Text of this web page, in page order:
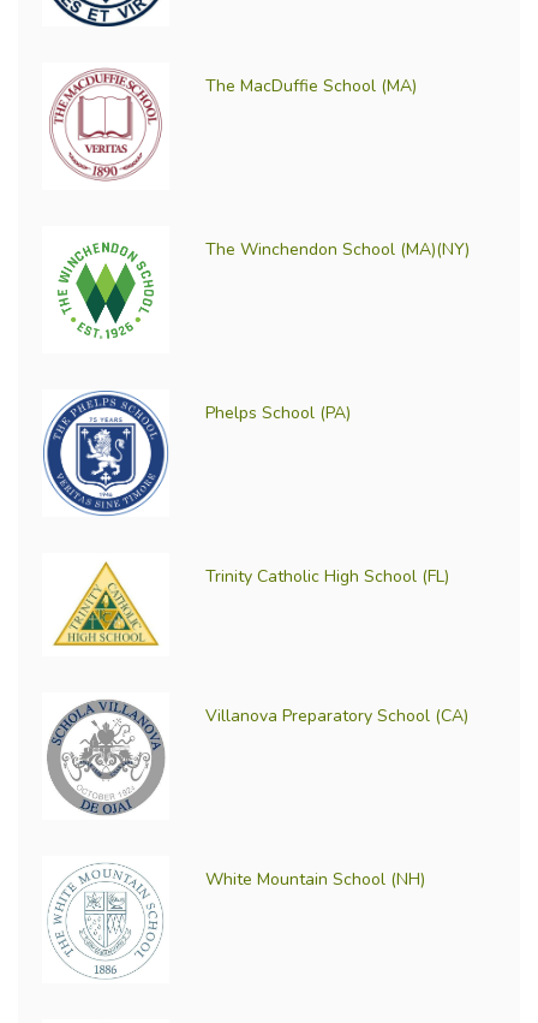
The MacDuffie School (MA)
The Winchendon School (MA)(NY)
Phelps School (PA)
Trinity Catholic High School (FL)
Villanova Preparatory School (CA)
White Mountain School (NH)